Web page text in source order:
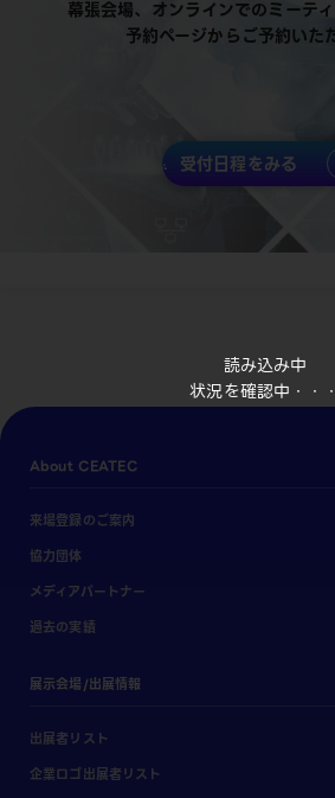
読み込み中
状況を確認中・・・
幕張会場、オンラインでのミーティ
予約ページからご予約いた
受付日程をみる
About CEATEC
来場登録のご案内
協力団体
メディアパートナー
過去の実績
展示会場/出展情報
出展者リスト
企業ロゴ出展者リスト